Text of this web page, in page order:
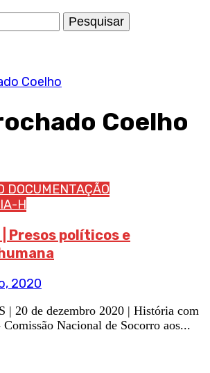
Coelho
Coelho
DOCUMENTAÇÃO
H
Presos políticos e
2020
| 20 de dezembro 2020 | História com
Nacional de Socorro aos...